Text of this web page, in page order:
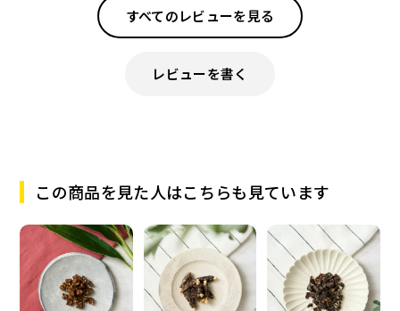
すべてのレビューを見る
レビューを書く
この商品を見た人はこちらも見ています